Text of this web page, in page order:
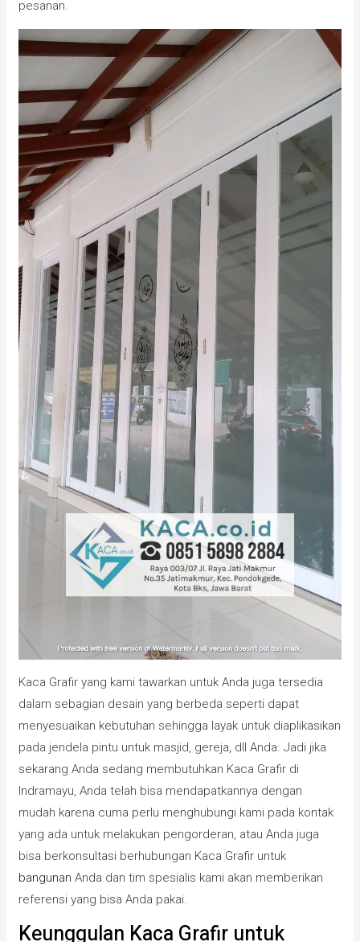
pesanan.
Kaca Grafir yang kami tawarkan untuk Anda juga tersedia
dalam sebagian desain yang berbeda seperti dapat
menyesuaikan kebutuhan sehingga layak untuk diaplikasikan
pada jendela pintu untuk masjid, gereja, dll Anda. Jadi jika
sekarang Anda sedang membutuhkan Kaca Grafir di
Indramayu, Anda telah bisa mendapatkannya dengan
mudah karena cuma perlu menghubungi kami pada kontak
yang ada untuk melakukan pengorderan, atau Anda juga
bisa berkonsultasi berhubungan Kaca Grafir untuk
bangunan Anda dan tim spesialis kami akan memberikan
referensi yang bisa Anda pakai.
Keunggulan Kaca Grafir untuk